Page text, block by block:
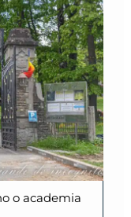
o academia